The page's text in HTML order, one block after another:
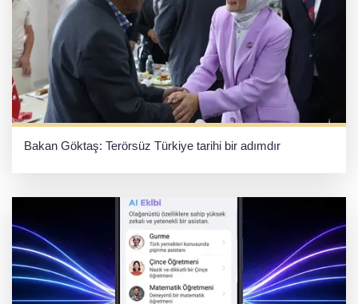
Bakan Göktaş: Terörsüz Türkiye tarihi bir adımdır